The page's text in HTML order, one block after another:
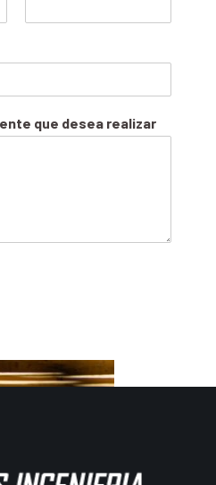
que desea realizar